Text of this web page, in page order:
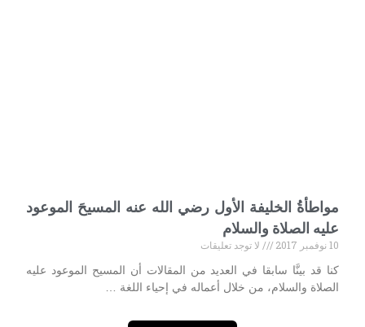
مواطأةُ الخليفة الأول رضي الله عنه المسيحَ الموعود
عليه الصلاة والسلام
10 نوفمبر 2017
لا توجد تعليقات
كنا قد بينَّا سابقا في العديد من المقالات أن المسيح الموعود عليه
الصلاة والسلام، من خلال أعماله في إحياء اللغة …